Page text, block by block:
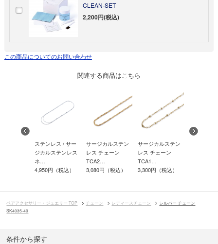
CLEAN-SET
2,200円(税込)
この商品についてのお問い合わせ
関連する商品はこちら
ステンレス / サー
ジカルステンレス
ネ…
4,950円（税込）
サージカルステン
レス チェーン
TCA2…
3,080円（税込）
サージカルステン
レス チェーン
TCA1…
3,300円（税込）
ペアアクセサリー・ジュエリー TOP チェーン レディースチェーン
シルバー チェーン
SK4035-40
条件から探す